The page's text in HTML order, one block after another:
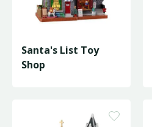
Santa's List Toy
Shop